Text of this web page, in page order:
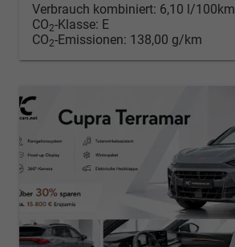
Verbrauch kombiniert: 6,10 l/100km
CO2-Klasse: E
CO2-Emissionen: 138,00 g/km